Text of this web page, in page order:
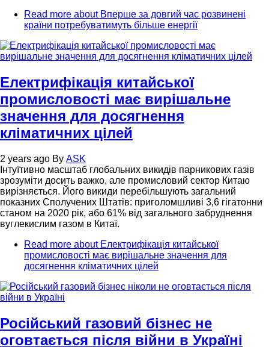
Read more about Вперше за довгий час розвинені
країни потребуватимуть більше енергії
Електрифікація китайської
промисловості має вирішальне
значення для досягнення
кліматичних цілей
2 years ago By ASK
Інтуїтивно масштаб глобальних викидів парникових газів
зрозуміти досить важко, але промисловий сектор Китаю
вирізняється. Його викиди перебільшують загальний
показних Сполучених Штатів: приголомшливі 3,6 гігатонни
станом на 2020 рік, або 61% від загального забруднення
вуглекислим газом в Китаї.
Read more about Електрифікація китайської
промисловості має вирішальне значення для
досягнення кліматичних цілей
Російський газовий бізнес не
оговтається після війни в Україні